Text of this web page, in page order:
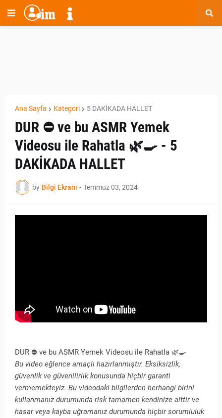
Ana Sayfa Kategori 5 DAKİKADA HALLET
DUR ⛔️ ve bu ASMR Yemek
Videosu ile Rahatla 🌿🍳 - 5
DAKİKADA HALLET
by Bilgi Ekranı - Temmuz 03, 2024
DUR ⛔️ ve bu ASMR Yemek Videosu ile Rahatla 🌿🍳
Bu video eğlence amaçlı hazırlanmıştır. Eksiksizlik,
güvenlik ve güvenilirlik konusunda hiçbir garanti
vermemekteyiz. Bu videodaki bilgilerden herhangi birini
kullanmanız durumunda risk tamamen kendinize aittir ve
hasar veya kayba uğramanız durumunda hiçbir sorumluluk